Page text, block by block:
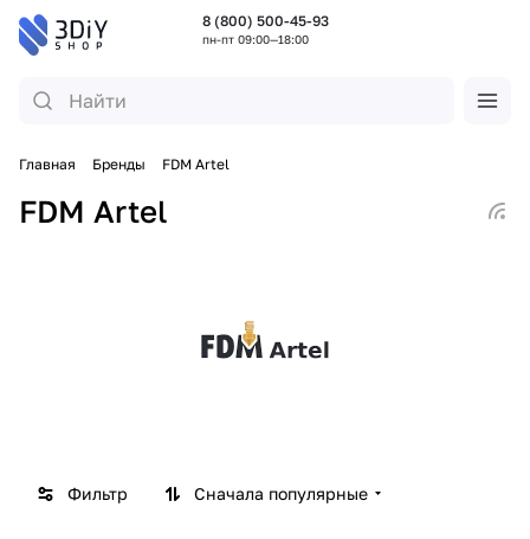
8 (800) 500-45-93
пн-пт 09:00—18:00
Главная Бренды FDM Artel
FDM Artel
Фильтр Сначала популярные